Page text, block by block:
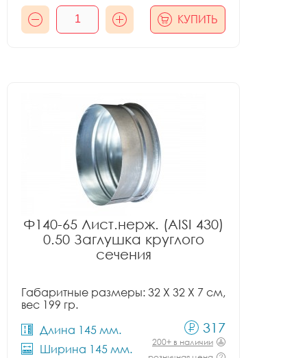
КУПИТЬ
Ф140-65 Лист.нерж. (AISI 430)
0.50 Заглушка круглого
сечения
Габаритные размеры: 32 X 32 X 7 см,
вес 199 гр.
Длина 145 мм.
Ширина 145 мм.
317
200+ в наличии